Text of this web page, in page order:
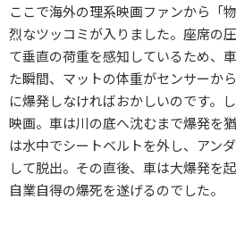
ここで海外の理系映画ファンから「
烈なツッコミが入りました。座席の
て垂直の荷重を感知しているため、
た瞬間、マットの体重がセンサーか
に爆発しなければおかしいのです。
映画。車は川の底へ沈むまで爆発を
は水中でシートベルトを外し、アン
して脱出。その直後、車は大爆発を
自業自得の爆死を遂げるのでした。